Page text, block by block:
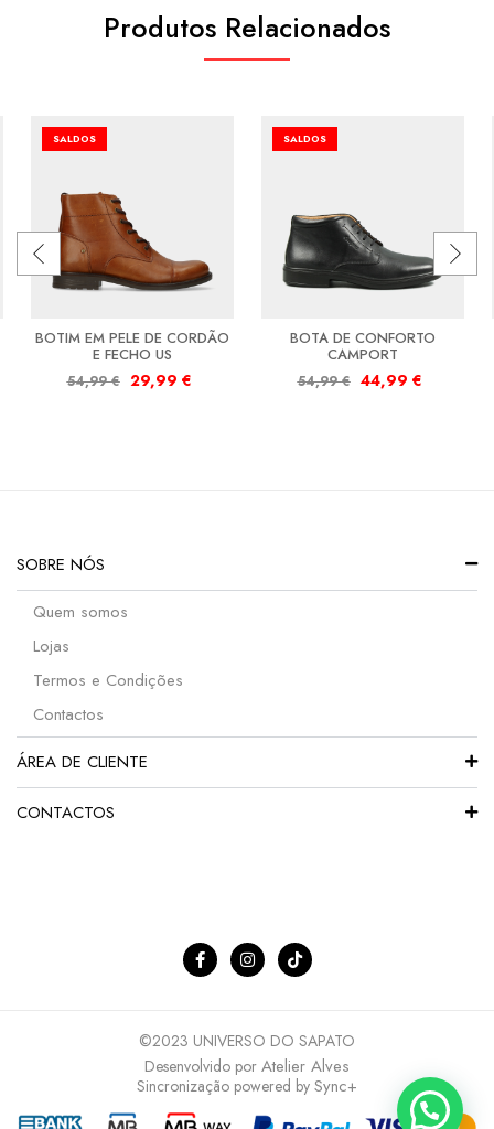
Produtos Relacionados
SALDOS
BOTIM EM PELE DE CORDÃO
E FECHO US
54,99€ 29,99 €
SALDOS
BOTA DE CONFORTO
CAMPORT
54,99€ 44,99 €
SOBRE NÓS
Quem somos
Lojas
Termos e Condições
Contactos
ÁREA DE CLIENTE
CONTACTOS
©2023 UNIVERSO DO SAPATO
Desenvolvido por Atelier Alves
Sincronização powered by Sync+